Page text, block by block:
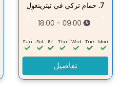
7. حمام تركي في تيترينغول
Mon
Tue
Wed
Thu
Fri
Sat
Sun
تفاصيل